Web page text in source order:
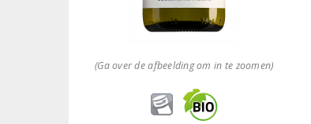
(Ga over de afbeelding om in te zoomen)